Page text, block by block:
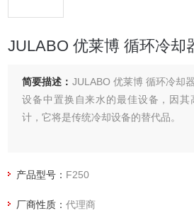
JULABO 优莱博 循环冷却
简要描述： JULABO 优莱博 循环冷却
设备中置换自来水的最佳设备，因其
计，它将是传统冷却设备的替代品。
产品型号： F250
厂商性质：代理商